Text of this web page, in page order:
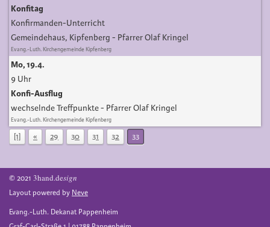
Konfitag
Konfirmanden-Unterricht
Gemeindehaus, Kipfenberg
Pfarrer Olaf Kringel
Evang.-Luth. Kirchengemeinde Kipfenberg
Mo, 19.4.
9 Uhr
Konfi-Ausflug
wechselnde Treffpunkte
Pfarrer Olaf Kringel
Evang.-Luth. Kirchengemeinde Kipfenberg
[1] « 29 30 31 32 33
© 2021 3hand.design
Layout powered by Neve
Evang.-Luth. Dekanat Pappenheim